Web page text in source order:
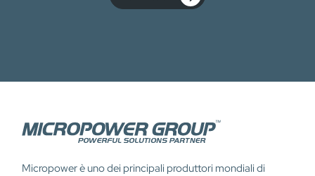
Micropower è uno dei principali produttori mondiali di